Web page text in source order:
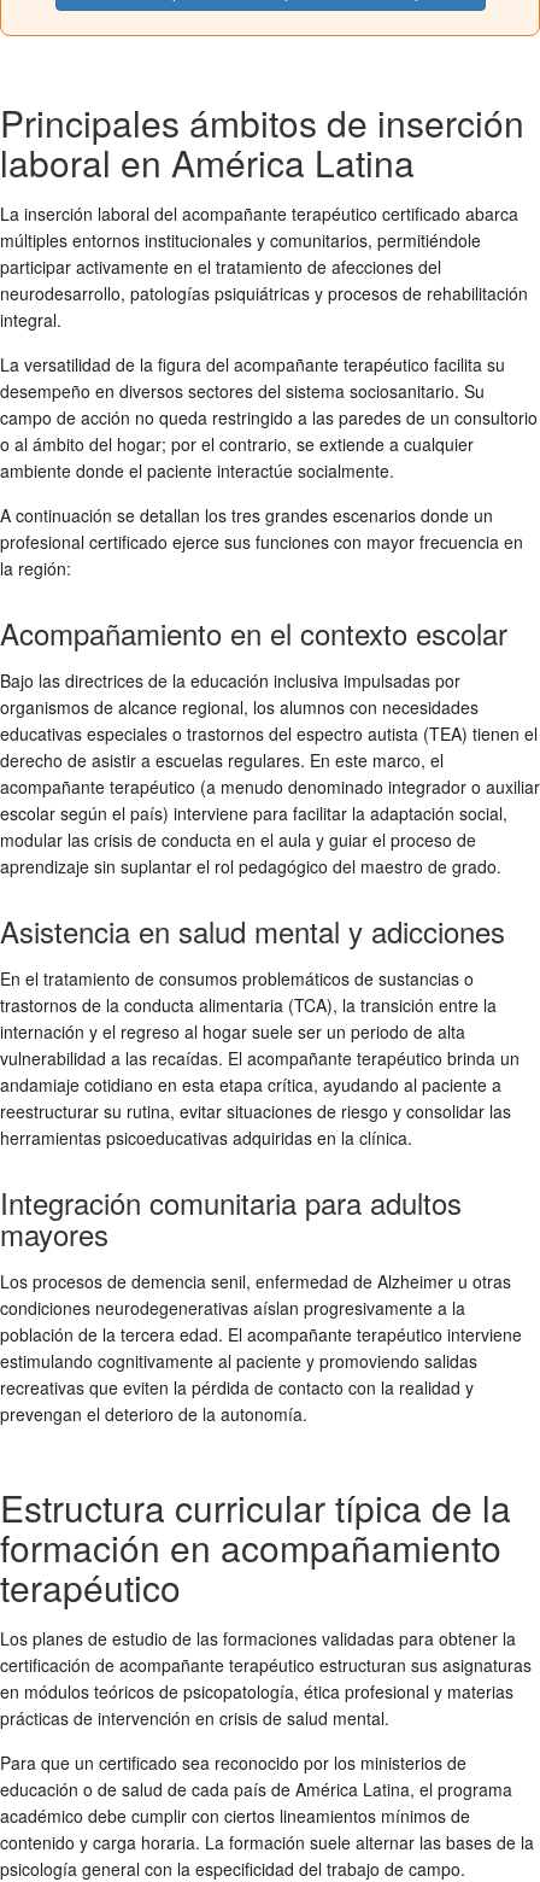
Principales ámbitos de inserción
laboral en América Latina
La inserción laboral del acompañante terapéutico certificado abarca
múltiples entornos institucionales y comunitarios, permitiéndole
participar activamente en el tratamiento de afecciones del
neurodesarrollo, patologías psiquiátricas y procesos de rehabilitación
integral.
La versatilidad de la figura del acompañante terapéutico facilita su
desempeño en diversos sectores del sistema sociosanitario. Su
campo de acción no queda restringido a las paredes de un consultorio
o al ámbito del hogar; por el contrario, se extiende a cualquier
ambiente donde el paciente interactúe socialmente.
A continuación se detallan los tres grandes escenarios donde un
profesional certificado ejerce sus funciones con mayor frecuencia en
la región:
Acompañamiento en el contexto escolar
Bajo las directrices de la educación inclusiva impulsadas por
organismos de alcance regional, los alumnos con necesidades
educativas especiales o trastornos del espectro autista (TEA) tienen el
derecho de asistir a escuelas regulares. En este marco, el
acompañante terapéutico (a menudo denominado integrador o auxiliar
escolar según el país) interviene para facilitar la adaptación social,
modular las crisis de conducta en el aula y guiar el proceso de
aprendizaje sin suplantar el rol pedagógico del maestro de grado.
Asistencia en salud mental y adicciones
En el tratamiento de consumos problemáticos de sustancias o
trastornos de la conducta alimentaria (TCA), la transición entre la
internación y el regreso al hogar suele ser un periodo de alta
vulnerabilidad a las recaídas. El acompañante terapéutico brinda un
andamiaje cotidiano en esta etapa crítica, ayudando al paciente a
reestructurar su rutina, evitar situaciones de riesgo y consolidar las
herramientas psicoeducativas adquiridas en la clínica.
Integración comunitaria para adultos
mayores
Los procesos de demencia senil, enfermedad de Alzheimer u otras
condiciones neurodegenerativas aíslan progresivamente a la
población de la tercera edad. El acompañante terapéutico interviene
estimulando cognitivamente al paciente y promoviendo salidas
recreativas que eviten la pérdida de contacto con la realidad y
prevengan el deterioro de la autonomía.
Estructura curricular típica de la
formación en acompañamiento
terapéutico
Los planes de estudio de las formaciones validadas para obtener la
certificación de acompañante terapéutico estructuran sus asignaturas
en módulos teóricos de psicopatología, ética profesional y materias
prácticas de intervención en crisis de salud mental.
Para que un certificado sea reconocido por los ministerios de
educación o de salud de cada país de América Latina, el programa
académico debe cumplir con ciertos lineamientos mínimos de
contenido y carga horaria. La formación suele alternar las bases de la
psicología general con la especificidad del trabajo de campo.